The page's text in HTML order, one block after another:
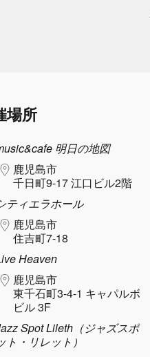
場所
明日の地図
鹿児島市
千日町9-17 江口ビル2階
ティエラホール
鹿児島市
住吉町7-18
Heaven
鹿児島市
東千石町3-4-1 キャパルボ
ビル 3F
Spot Lileth（ジャズスポ
ト・リレット）